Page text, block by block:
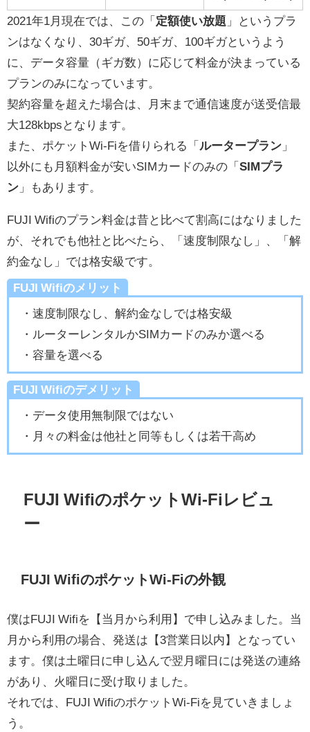
2021年1月現在では、この「 定額使い放題 」というプラ
ンはなくなり、30ギガ、50ギガ、100ギガというよう
に、データ容量（ギガ数）に応じて料金が決まっている
プランのみになっています。
契約容量を超えた場合は、月末まで通信速度が送受信最
大128kbpsとなります。
また、ポケットWi-Fiを借りられる「 ルータープラン 」
以外にも月額料金が安いSIMカードのみの「 SIMプラ
ン 」もあります。
FUJI Wifiのプラン料金は昔と比べて割高にはなりました
が、それでも他社と比べたら、「速度制限なし」、「解
約金なし」では格安級です。
FUJI Wifiのメリット
・速度制限なし、解約金なしでは格安級
・ルーターレンタルかSIMカードのみか選べる
・容量を選べる
FUJI Wifiのデメリット
・データ使用無制限ではない
・月々の料金は他社と同等もしくは若干高め
FUJI WifiのポケットWi-Fiレビュ
ー
FUJI WifiのポケットWi-Fiの外観
僕はFUJI Wifiを【当月から利用】で申し込みました。当
月から利用の場合、発送は【3営業日以内】となってい
ます。僕は土曜日に申し込んで翌月曜日には発送の連絡
があり、火曜日に受け取りました。
それでは、FUJI WifiのポケットWi-Fiを見ていきましょ
う。